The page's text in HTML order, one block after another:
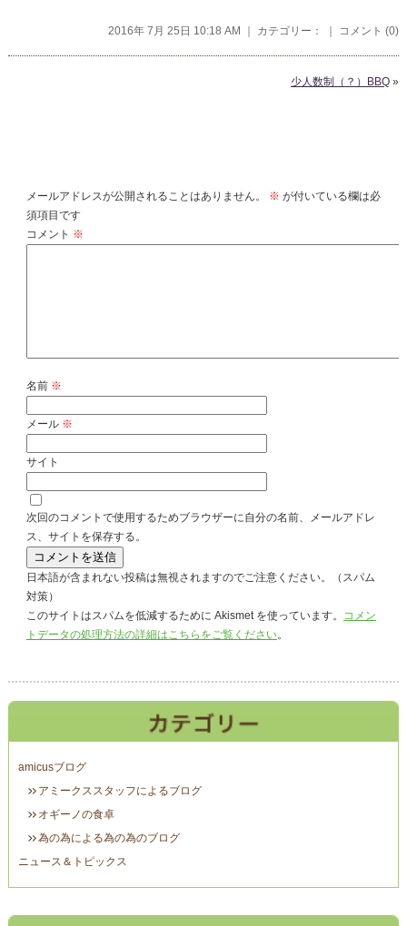
2016年 7月 25日 10:18 AM ｜ カテゴリー： ｜ コメント (0)
少人数制（？）BBQ »
メールアドレスが公開されることはありません。 ※ が付いている欄は必
須項目です
コメント ※
名前 ※
メール ※
サイト
次回のコメントで使用するためブラウザーに自分の名前、メールアドレ
ス、サイトを保存する。
日本語が含まれない投稿は無視されますのでご注意ください。（スパム
対策）
このサイトはスパムを低減するために Akismet を使っています。 コメン
トデータの処理方法の詳細はこちらをご覧ください。
amicusブログ
アミークススタッフによるブログ
オギーノの食卓
為の為による為の為のブログ
ニュース＆トピックス